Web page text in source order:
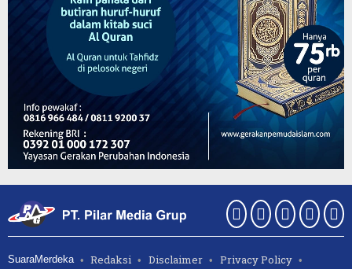
SuaraMerdeka Redaksi Disclaimer
Privacy Policy